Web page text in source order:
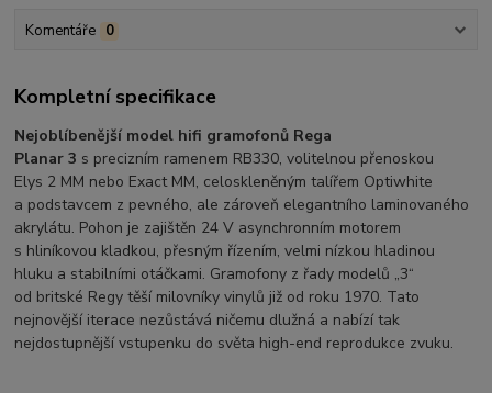
Komentáře 0
Kompletní specifikace
Nejoblíbenější model hifi gramofonů Rega
Planar 3 s precizním ramenem RB330, volitelnou přenoskou
Elys 2 MM nebo Exact MM, celoskleněným talířem Optiwhite
a podstavcem z pevného, ale zároveň elegantního laminovaného
akrylátu. Pohon je zajištěn 24 V asynchronním motorem
s hliníkovou kladkou, přesným řízením, velmi nízkou hladinou
hluku a stabilními otáčkami. Gramofony z řady modelů „3“
od britské Regy těší milovníky vinylů již od roku 1970. Tato
nejnovější iterace nezůstává ničemu dlužná a nabízí tak
nejdostupnější vstupenku do světa high-end reprodukce zvuku.